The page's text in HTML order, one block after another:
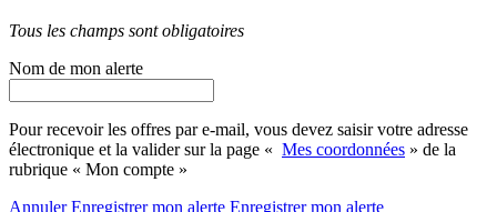
Tous les champs sont obligatoires
Nom de mon alerte
Pour recevoir les offres par e-mail, vous devez saisir votre adresse
électronique et la valider sur la page « Mes coordonnées » de la
rubrique « Mon compte »
AnnulerEnregistrer mon alerte Enregistrermon alerte